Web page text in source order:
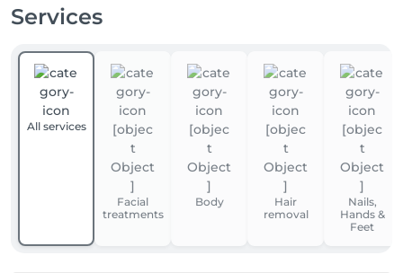
Services
All services
Facial
treatments
Body
Hair
removal
Nails,
Hands &
Feet